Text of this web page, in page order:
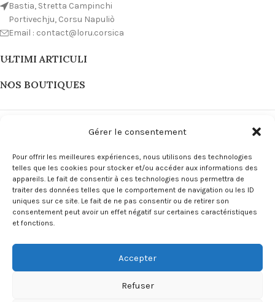
Gérer le consentement
Pour offrir les meilleures expériences, nous utilisons des technologies
telles que les cookies pour stocker et/ou accéder aux informations des
appareils. Le fait de consentir à ces technologies nous permettra de
traiter des données telles que le comportement de navigation ou les ID
uniques sur ce site. Le fait de ne pas consentir ou de retirer son
consentement peut avoir un effet négatif sur certaines caractéristiques
et fonctions.
Accepter
Refuser
Bastia, Stretta Campinchi
Portivechju, Corsu Napuliò
Email : contact@loru.corsica
ULTIMI ARTICULI
NOS BOUTIQUES
Copyright L'ORU Corsica © 2024Site Internet Corse by Innuvà.